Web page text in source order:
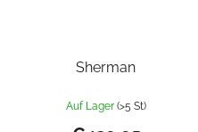
Sherman
Auf Lager (>5 St)